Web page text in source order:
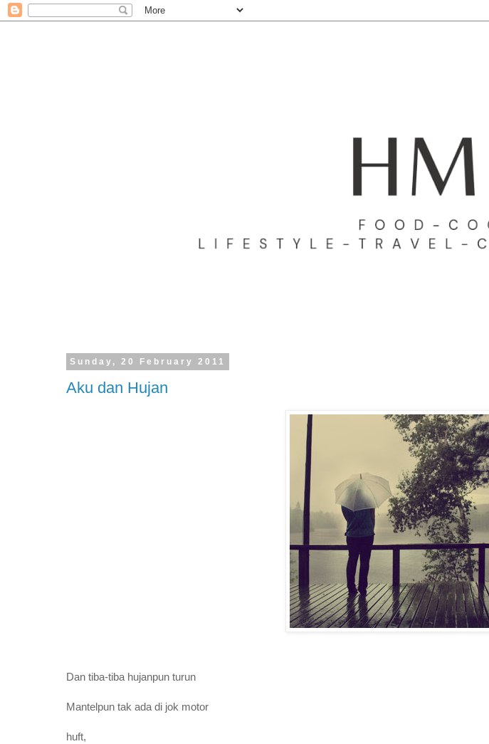
Sunday, 20 February 2011
Aku dan Hujan
Dan tiba-tiba hujanpun turun
Mantelpun tak ada di jok motor
huft,